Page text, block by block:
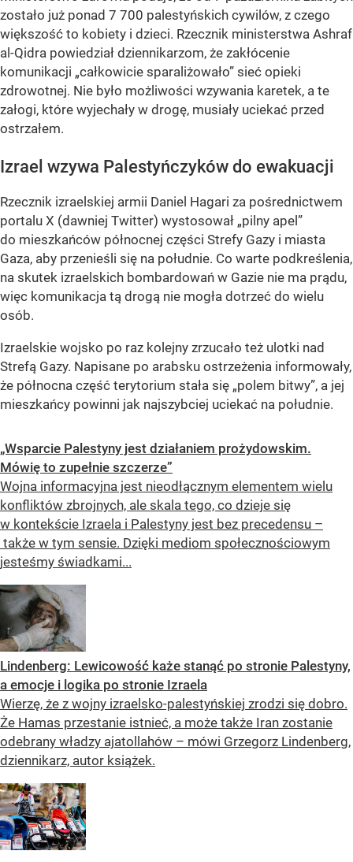
zostało już ponad 7 700 palestyńskich cywilów, z czego
większość to kobiety i dzieci. Rzecznik ministerstwa Ashraf
al-Qidra powiedział dziennikarzom, że zakłócenie
komunikacji „całkowicie sparaliżowało” sieć opieki
zdrowotnej. Nie było możliwości wzywania karetek, a te
załogi, które wyjechały w drogę, musiały uciekać przed
ostrzałem.
Izrael wzywa Palestyńczyków do ewakuacji
Rzecznik izraelskiej armii Daniel Hagari za pośrednictwem
portalu X (dawniej Twitter) wystosował „pilny apel”
do mieszkańców północnej części Strefy Gazy i miasta
Gaza, aby przenieśli się na południe. Co warte podkreślenia,
na skutek izraelskich bombardowań w Gazie nie ma prądu,
więc komunikacja tą drogą nie mogła dotrzeć do wielu
osób.
Izraelskie wojsko po raz kolejny zrzucało też ulotki nad
Strefą Gazy. Napisane po arabsku ostrzeżenia informowały,
że północna część terytorium stała się „polem bitwy”, a jej
mieszkańcy powinni jak najszybciej uciekać na południe.
„Wsparcie Palestyny jest działaniem prożydowskim.
Mówię to zupełnie szczerze”
Wojna informacyjna jest nieodłącznym elementem wielu
konfliktów zbrojnych, ale skala tego, co dzieje się
w kontekście Izraela i Palestyny jest bez precedensu –
także w tym sensie. Dzięki mediom społecznościowym
jesteśmy świadkami...
Lindenberg: Lewicowość każe stanąć po stronie Palestyny,
a emocje i logika po stronie Izraela
Wierzę, że z wojny izraelsko-palestyńskiej zrodzi się dobro.
Że Hamas przestanie istnieć, a może także Iran zostanie
odebrany władzy ajatollahów – mówi Grzegorz Lindenberg,
dziennikarz, autor książek.